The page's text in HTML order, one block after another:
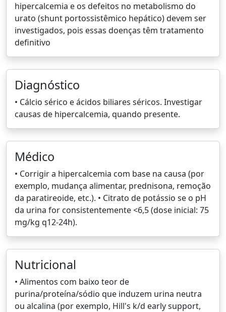
hipercalcemia e os defeitos no metabolismo do
urato (shunt portossistêmico hepático) devem ser
investigados, pois essas doenças têm tratamento
definitivo
Diagnóstico
• Cálcio sérico e ácidos biliares séricos. Investigar
causas de hipercalcemia, quando presente.
Médico
• Corrigir a hipercalcemia com base na causa (por
exemplo, mudança alimentar, prednisona, remoção
da paratireoide, etc.). • Citrato de potássio se o pH
da urina for consistentemente <6,5 (dose inicial: 75
mg/kg q12-24h).
Nutricional
• Alimentos com baixo teor de
purina/proteína/sódio que induzem urina neutra
ou alcalina (por exemplo, Hill's k/d early support,